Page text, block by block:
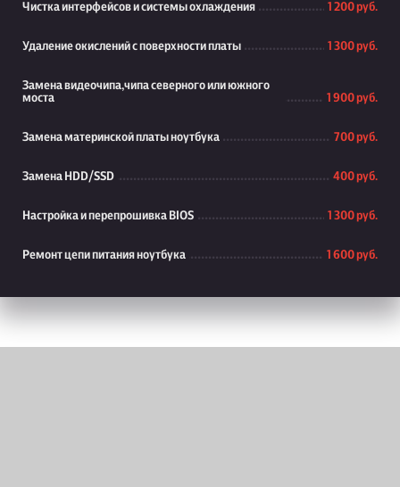
Чистка интерфейсов и системы охлаждения 1 200 руб.
Удаление окислений с поверхности платы 1 300 руб.
Замена видеочипа,чипа северного или южного
моста
1 900 руб.
Замена материнской платы ноутбука 700 руб.
Замена HDD/SSD 400 руб.
Настройка и перепрошивка BIOS 1 300 руб.
Ремонт цепи питания ноутбука 1 600 руб.